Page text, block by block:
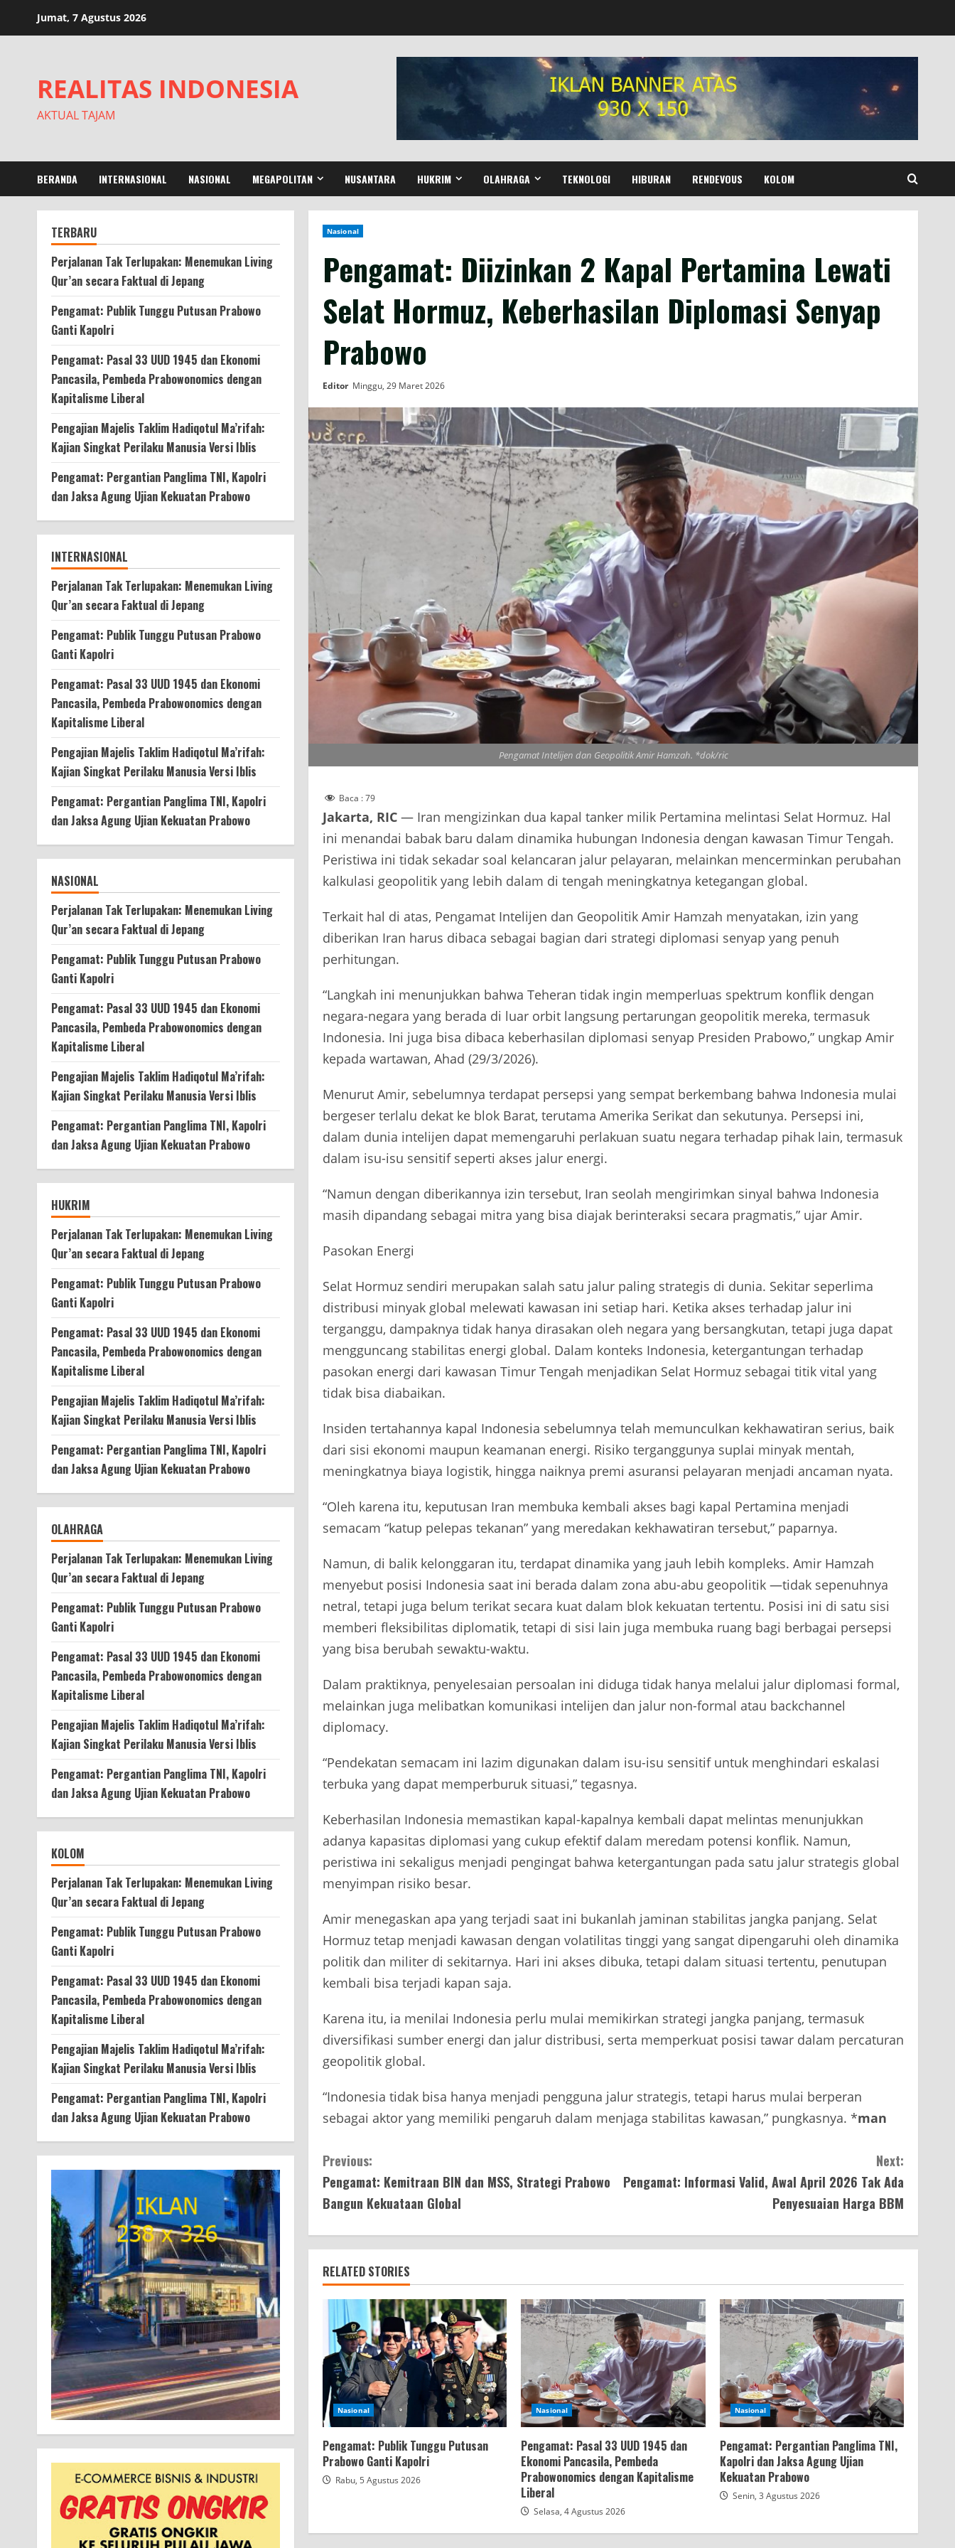
Jumat, 7 Agustus 2026
REALITAS INDONESIA
AKTUAL TAJAM
BERANDA INTERNASIONAL NASIONAL MEGAPOLITAN NUSANTARA HUKRIM OLAHRAGA TEKNOLOGI HIBURAN RENDEVOUS KOLOM
Nasional
Pengamat: Diizinkan 2 Kapal Pertamina Lewati
Selat Hormuz, Keberhasilan Diplomasi Senyap
Prabowo
Editor Minggu, 29 Maret 2026
Pengamat Intelijen dan Geopolitik Amir Hamzah. *dok/ric
Baca :79
Jakarta, RIC — Iran mengizinkan dua kapal tanker milik Pertamina melintasi Selat Hormuz. Hal
ini menandai babak baru dalam dinamika hubungan Indonesia dengan kawasan Timur Tengah.
Peristiwa ini tidak sekadar soal kelancaran jalur pelayaran, melainkan mencerminkan perubahan
kalkulasi geopolitik yang lebih dalam di tengah meningkatnya ketegangan global.
Terkait hal di atas, Pengamat Intelijen dan Geopolitik Amir Hamzah menyatakan, izin yang
diberikan Iran harus dibaca sebagai bagian dari strategi diplomasi senyap yang penuh
perhitungan.
“Langkah ini menunjukkan bahwa Teheran tidak ingin memperluas spektrum konflik dengan
negara-negara yang berada di luar orbit langsung pertarungan geopolitik mereka, termasuk
Indonesia. Ini juga bisa dibaca keberhasilan diplomasi senyap Presiden Prabowo,” ungkap Amir
kepada wartawan, Ahad (29/3/2026).
Menurut Amir, sebelumnya terdapat persepsi yang sempat berkembang bahwa Indonesia mulai
bergeser terlalu dekat ke blok Barat, terutama Amerika Serikat dan sekutunya. Persepsi ini,
dalam dunia intelijen dapat memengaruhi perlakuan suatu negara terhadap pihak lain, termasuk
dalam isu-isu sensitif seperti akses jalur energi.
“Namun dengan diberikannya izin tersebut, Iran seolah mengirimkan sinyal bahwa Indonesia
masih dipandang sebagai mitra yang bisa diajak berinteraksi secara pragmatis,” ujar Amir.
Pasokan Energi
Selat Hormuz sendiri merupakan salah satu jalur paling strategis di dunia. Sekitar seperlima
distribusi minyak global melewati kawasan ini setiap hari. Ketika akses terhadap jalur ini
terganggu, dampaknya tidak hanya dirasakan oleh negara yang bersangkutan, tetapi juga dapat
mengguncang stabilitas energi global. Dalam konteks Indonesia, ketergantungan terhadap
pasokan energi dari kawasan Timur Tengah menjadikan Selat Hormuz sebagai titik vital yang
tidak bisa diabaikan.
Insiden tertahannya kapal Indonesia sebelumnya telah memunculkan kekhawatiran serius, baik
dari sisi ekonomi maupun keamanan energi. Risiko terganggunya suplai minyak mentah,
meningkatnya biaya logistik, hingga naiknya premi asuransi pelayaran menjadi ancaman nyata.
“Oleh karena itu, keputusan Iran membuka kembali akses bagi kapal Pertamina menjadi
semacam “katup pelepas tekanan” yang meredakan kekhawatiran tersebut,” paparnya.
Namun, di balik kelonggaran itu, terdapat dinamika yang jauh lebih kompleks. Amir Hamzah
menyebut posisi Indonesia saat ini berada dalam zona abu-abu geopolitik —tidak sepenuhnya
netral, tetapi juga belum terikat secara kuat dalam blok kekuatan tertentu. Posisi ini di satu sisi
memberi fleksibilitas diplomatik, tetapi di sisi lain juga membuka ruang bagi berbagai persepsi
yang bisa berubah sewaktu-waktu.
Dalam praktiknya, penyelesaian persoalan ini diduga tidak hanya melalui jalur diplomasi formal,
melainkan juga melibatkan komunikasi intelijen dan jalur non-formal atau backchannel
diplomacy.
“Pendekatan semacam ini lazim digunakan dalam isu-isu sensitif untuk menghindari eskalasi
terbuka yang dapat memperburuk situasi,” tegasnya.
Keberhasilan Indonesia memastikan kapal-kapalnya kembali dapat melintas menunjukkan
adanya kapasitas diplomasi yang cukup efektif dalam meredam potensi konflik. Namun,
peristiwa ini sekaligus menjadi pengingat bahwa ketergantungan pada satu jalur strategis global
menyimpan risiko besar.
Amir menegaskan apa yang terjadi saat ini bukanlah jaminan stabilitas jangka panjang. Selat
Hormuz tetap menjadi kawasan dengan volatilitas tinggi yang sangat dipengaruhi oleh dinamika
politik dan militer di sekitarnya. Hari ini akses dibuka, tetapi dalam situasi tertentu, penutupan
kembali bisa terjadi kapan saja.
Karena itu, ia menilai Indonesia perlu mulai memikirkan strategi jangka panjang, termasuk
diversifikasi sumber energi dan jalur distribusi, serta memperkuat posisi tawar dalam percaturan
geopolitik global.
“Indonesia tidak bisa hanya menjadi pengguna jalur strategis, tetapi harus mulai berperan
sebagai aktor yang memiliki pengaruh dalam menjaga stabilitas kawasan,” pungkasnya. *man
Continue
Reading
Previous:
Pengamat: Kemitraan BIN dan MSS, Strategi Prabowo
Bangun Kekuataan Global
Next:
Pengamat: Informasi Valid, Awal April 2026 Tak Ada
Penyesuaian Harga BBM
RELATED STORIES
Nasional
Pengamat: Publik Tunggu Putusan
Prabowo Ganti Kapolri
Rabu, 5 Agustus 2026
Nasional
Pengamat: Pasal 33 UUD 1945 dan
Ekonomi Pancasila, Pembeda
Prabowonomics dengan Kapitalisme
Liberal
Selasa, 4 Agustus 2026
Nasional
Pengamat: Pergantian Panglima TNI,
Kapolri dan Jaksa Agung Ujian
Kekuatan Prabowo
Senin, 3 Agustus 2026
TERBARU
Perjalanan Tak Terlupakan: Menemukan Living
Qur’an secara Faktual di Jepang
Pengamat: Publik Tunggu Putusan Prabowo
Ganti Kapolri
Pengamat: Pasal 33 UUD 1945 dan Ekonomi
Pancasila, Pembeda Prabowonomics dengan
Kapitalisme Liberal
Pengajian Majelis Taklim Hadiqotul Ma’rifah:
Kajian Singkat Perilaku Manusia Versi Iblis
Pengamat: Pergantian Panglima TNI, Kapolri
dan Jaksa Agung Ujian Kekuatan Prabowo
INTERNASIONAL
Perjalanan Tak Terlupakan: Menemukan Living
Qur’an secara Faktual di Jepang
Pengamat: Publik Tunggu Putusan Prabowo
Ganti Kapolri
Pengamat: Pasal 33 UUD 1945 dan Ekonomi
Pancasila, Pembeda Prabowonomics dengan
Kapitalisme Liberal
Pengajian Majelis Taklim Hadiqotul Ma’rifah:
Kajian Singkat Perilaku Manusia Versi Iblis
Pengamat: Pergantian Panglima TNI, Kapolri
dan Jaksa Agung Ujian Kekuatan Prabowo
NASIONAL
Perjalanan Tak Terlupakan: Menemukan Living
Qur’an secara Faktual di Jepang
Pengamat: Publik Tunggu Putusan Prabowo
Ganti Kapolri
Pengamat: Pasal 33 UUD 1945 dan Ekonomi
Pancasila, Pembeda Prabowonomics dengan
Kapitalisme Liberal
Pengajian Majelis Taklim Hadiqotul Ma’rifah:
Kajian Singkat Perilaku Manusia Versi Iblis
Pengamat: Pergantian Panglima TNI, Kapolri
dan Jaksa Agung Ujian Kekuatan Prabowo
HUKRIM
Perjalanan Tak Terlupakan: Menemukan Living
Qur’an secara Faktual di Jepang
Pengamat: Publik Tunggu Putusan Prabowo
Ganti Kapolri
Pengamat: Pasal 33 UUD 1945 dan Ekonomi
Pancasila, Pembeda Prabowonomics dengan
Kapitalisme Liberal
Pengajian Majelis Taklim Hadiqotul Ma’rifah:
Kajian Singkat Perilaku Manusia Versi Iblis
Pengamat: Pergantian Panglima TNI, Kapolri
dan Jaksa Agung Ujian Kekuatan Prabowo
OLAHRAGA
Perjalanan Tak Terlupakan: Menemukan Living
Qur’an secara Faktual di Jepang
Pengamat: Publik Tunggu Putusan Prabowo
Ganti Kapolri
Pengamat: Pasal 33 UUD 1945 dan Ekonomi
Pancasila, Pembeda Prabowonomics dengan
Kapitalisme Liberal
Pengajian Majelis Taklim Hadiqotul Ma’rifah:
Kajian Singkat Perilaku Manusia Versi Iblis
Pengamat: Pergantian Panglima TNI, Kapolri
dan Jaksa Agung Ujian Kekuatan Prabowo
KOLOM
Perjalanan Tak Terlupakan: Menemukan Living
Qur’an secara Faktual di Jepang
Pengamat: Publik Tunggu Putusan Prabowo
Ganti Kapolri
Pengamat: Pasal 33 UUD 1945 dan Ekonomi
Pancasila, Pembeda Prabowonomics dengan
Kapitalisme Liberal
Pengajian Majelis Taklim Hadiqotul Ma’rifah:
Kajian Singkat Perilaku Manusia Versi Iblis
Pengamat: Pergantian Panglima TNI, Kapolri
dan Jaksa Agung Ujian Kekuatan Prabowo